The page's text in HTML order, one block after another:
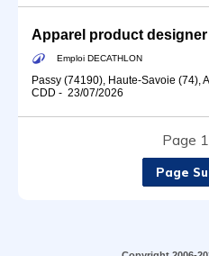
Apparel product
Emploi DECATHLON
Passy (74190), Haute-Savoie (74),
CDD - 23/07/2026
Page
Page